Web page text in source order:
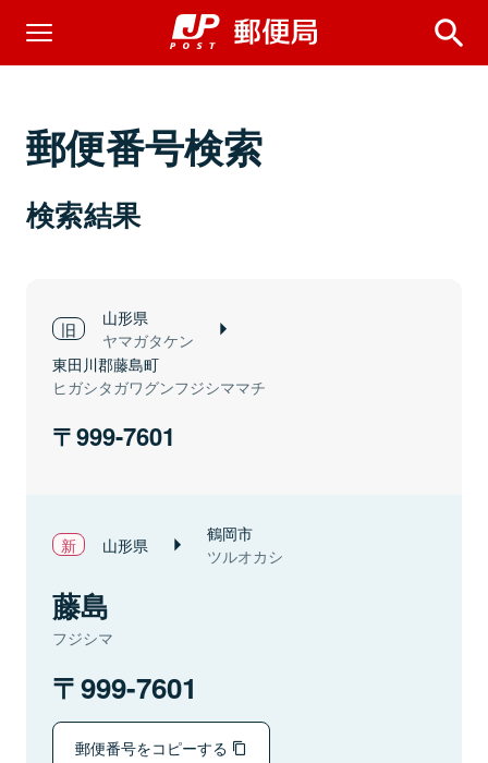
郵便番号検索
検索結果
山形県
ヤマガタケン
東田川郡藤島町
ヒガシタガワグンフジシママチ
999-7601
山形県 鶴岡市
ツルオカシ
藤島
フジシマ
999-7601
郵便番号をコピーする